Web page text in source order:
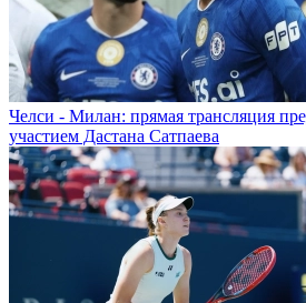
Челси - Милан: прямая трансляция
участием Дастана Сатпаева